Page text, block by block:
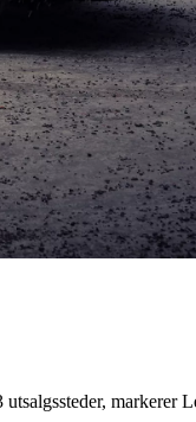
markerer